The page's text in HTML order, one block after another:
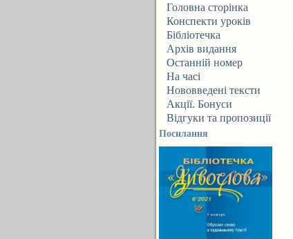
Головна сторінка
Конспекти уроків
Бібліотечка
ДИВОСЛОВА
Архів видання
Останній номер
На часі
Нововведені тексти
Акції. Бонуси
Відгуки та пропозиції
Посилання